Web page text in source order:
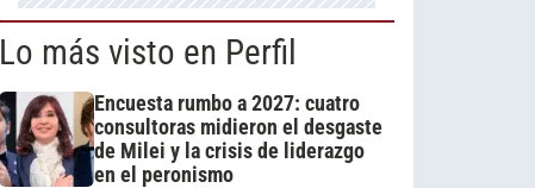
Lo más visto en Perfil
Encuesta rumbo a 2027: cuatro
consultoras midieron el desgaste
de Milei y la crisis de liderazgo
en el peronismo